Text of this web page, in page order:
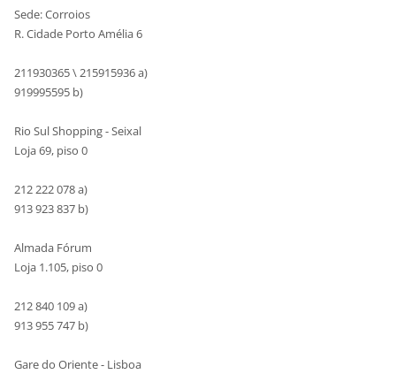
Sede: Corroios
R. Cidade Porto Amélia 6
211930365 \ 215915936 a)
919995595 b)
Rio Sul Shopping - Seixal
Loja 69, piso 0
212 222 078 a)
913 923 837 b)
Almada Fórum
Loja 1.105, piso 0
212 840 109 a)
913 955 747 b)
Gare do Oriente - Lisboa